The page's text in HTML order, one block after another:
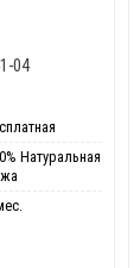
04
Натуральная